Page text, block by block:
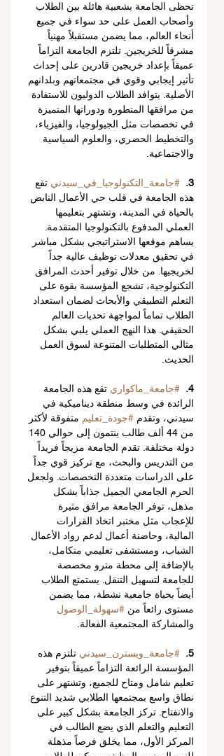
تحظى الجامعة بشعبية هائلة بين الطلاب
وأصحاب العمل على حد سواء في جميع
أنحاء العالم، مما يضمن مستقبلاً مهنياً
مشرقاً للخريجين. تلتزم الجامعة التزاماً
عميقاً بإعداد خريجين قادرين على إحداث
تأثير إيجابي وقوي في مجتمعاتهم وبلدانهم
الأصلية. يتوافد الطلاب الدوليون للاستفادة
من مرافقها المتطورة ودوراتها المتميزة
في تخصصات مثل الجيولوجيا، والفيزياء،
والتخطيط الحضري، والعلوم السياسية
والاجتماعية.
3. #جامعة_التكنولوجيا_في_سيدني تقع
هذه الجامعة في قلب حي الأعمال النابض
بالحياة في المدينة، وتشتهر بتعليمها
العملي المدفوع بالتكنولوجيا المتقدمة.
يساهم موقعها الاستراتيجي بشكل مباشر
في تحقيق معدلات توظيف عالية جداً
لخريجيها. من خلال توفير أحدث المرافق
التكنولوجية، تشجع المؤسسة بقوة على
التعلم التطبيقي والأبحاث لضمان استعداد
الطلاب تماماً لمواجهة تحديات العالم
الحقيقي. هذا النهج العملي يلبي بشكل
مثالي المتطلبات المتنوعة لسوق العمل
الحديث.
4. #جامعة_ماكواري تقع هذه الجامعة
الرائدة في وسط منطقة ديناميكية في
سيدني، وتقدم #جودة_تعليم متفوقة لأكثر
دولة مختلفة. تقدم الجامعة مزيجاً فريداً
من التدريس والبحث، مع تركيز قوي جداً
على الدراسات متعددة التخصصات. ولجعل
الحرم الجامعي الجميل جذاباً بشكل
مذهل، توفر الجامعة مرافق مثيرة
للإعجاب مثل مختبر اتخاذ القرارات
المالية، وحاضنة أعمال لدعم رواد الأعمال
الشباب، ومستشفى تعليمي متكامل،
بالإضافة إلى محطة مترو مخصصة
للجامعة لتسهيل التنقل. يستمتع الطلاب
أيضاً بحياة جامعية نشطة، مما يضمن
مستوى رائعاً من #سهولة_الوصول
والمشاركة المجتمعية الفعالة.
5. #جامعة_ويسترن_سيدني تلتزم هذه
المؤسسة الرائعة التزاماً عميقاً بتوفير
تعليم شامل ومتاح للجميع، وتشتهر على
نطاق واسع بمجتمعها الطلابي شديد التنوع
والانفتاح. تركز الجامعة بشكل كبير على
التعليم والتعلم الذي يضع الطالب في
المركز الأول، مما يخلق فرصاً مذهلة